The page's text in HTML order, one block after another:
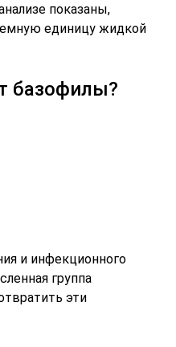
показаны,
единицу жидкой
базофилы?
и инфекционного
группа
эти